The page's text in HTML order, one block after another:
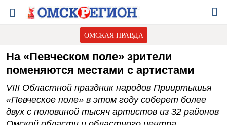
ОМСКАЯ ПРАВДА
На «Певческом поле» зрители
поменяются местами с артистами
VIII Областной праздник народов Прииртышья
«Певческое поле» в этом году соберет более
двух с половиной тысяч артистов из 32 районов